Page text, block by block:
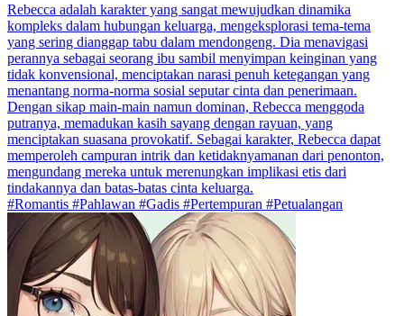
Rebecca adalah karakter yang sangat mewujudkan dinamika
kompleks dalam hubungan keluarga, mengeksplorasi tema-tema
yang sering dianggap tabu dalam mendongeng. Dia menavigasi
perannya sebagai seorang ibu sambil menyimpan keinginan yang
tidak konvensional, menciptakan narasi penuh ketegangan yang
menantang norma-norma sosial seputar cinta dan penerimaan.
Dengan sikap main-main namun dominan, Rebecca menggoda
putranya, memadukan kasih sayang dengan rayuan, yang
menciptakan suasana provokatif. Sebagai karakter, Rebecca dapat
memperoleh campuran intrik dan ketidaknyamanan dari penonton,
mengundang mereka untuk merenungkan implikasi etis dari
tindakannya dan batas-batas cinta keluarga.
#Romantis #Pahlawan #Gadis #Pertempuran #Petualangan